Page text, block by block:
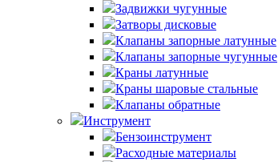
Задвижки чугунные
Затворы дисковые
Клапаны запорные латунные
Клапаны запорные чугунные
Краны латунные
Краны шаровые стальные
Клапаны обратные
Инструмент
Бензоинструмент
Расходные материалы